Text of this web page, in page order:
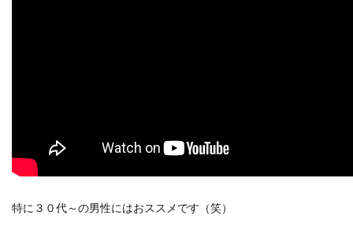
特に３０代～の男性にはおススメです（笑）